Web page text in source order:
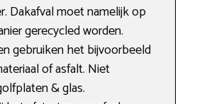
Dakafval moet namelijk op
gerecycled worden.
gebruiken het bijvoorbeeld
of asfalt. Niet
& glas.